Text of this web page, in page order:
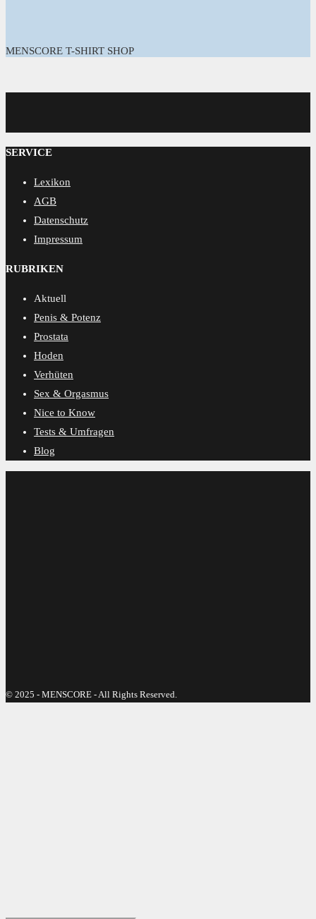
MENSCORE T-SHIRT SHOP
MENSCORE
SERVICE
Lexikon
AGB
Datenschutz
Impressum
RUBRIKEN
Aktuell
Penis & Potenz
Prostata
Hoden
Verhüten
Sex & Orgasmus
Nice to Know
Tests & Umfragen
Blog
© 2025 - MENSCORE - All Rights Reserved.